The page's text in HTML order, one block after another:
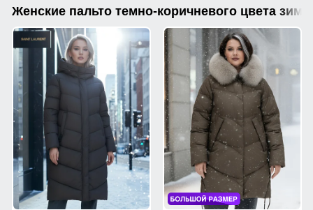
Женские пальто темно-коричневого цвета